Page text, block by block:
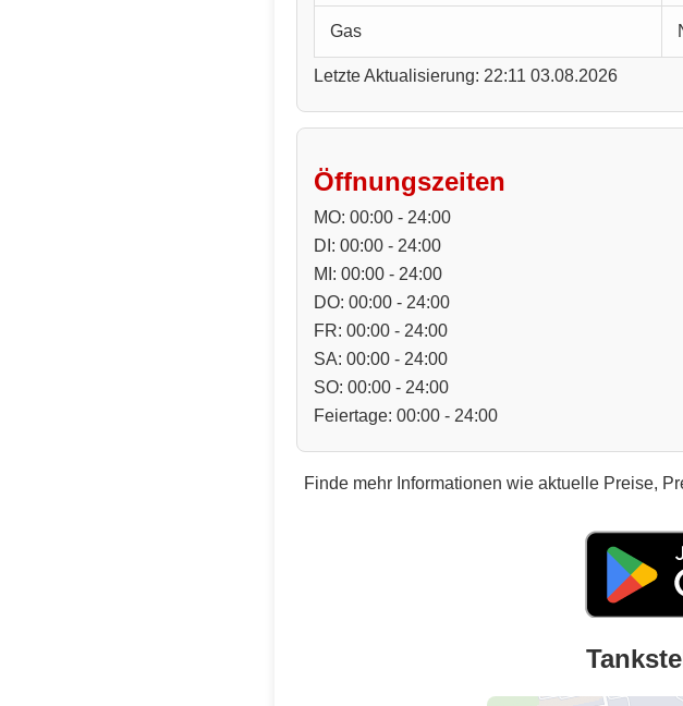
Gas
Letzte Aktualisierung: 22:11 03.08.2026
Öffnungszeiten
MO: 00:00 - 24:00
DI: 00:00 - 24:00
MI: 00:00 - 24:00
DO: 00:00 - 24:00
FR: 00:00 - 24:00
SA: 00:00 - 24:00
SO: 00:00 - 24:00
Feiertage: 00:00 - 24:00
Finde mehr Informationen wie aktuelle Preise,